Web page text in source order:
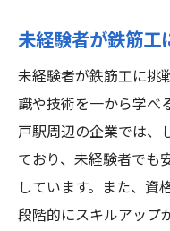
求人情報の
のキャリアを築く
鉄筋工とし
松戸駅近く
資格取得の
資格取得後
未経験者が鉄筋工
未経験者が鉄筋工に挑
識や技術を一から学べ
戸駅周辺の企業では、
ており、未経験者でも
しています。また、資
段階的にスキルアップ